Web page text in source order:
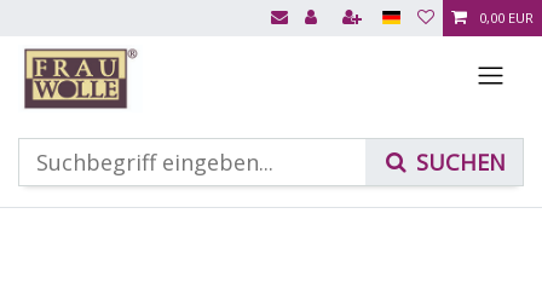
0,00 EUR